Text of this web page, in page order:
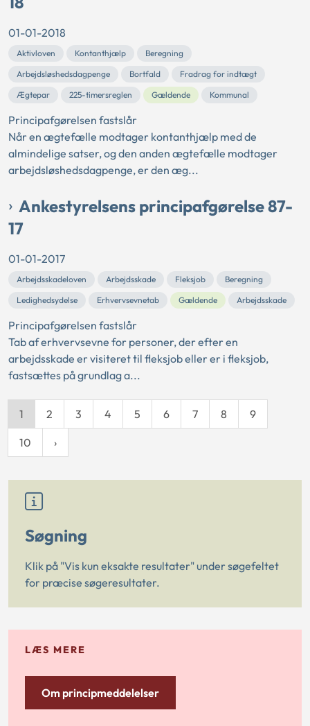
01-01-2018
Aktivloven Kontanthjælp
Beregning
Arbejdsløshedsdagpenge
Bortfald
Fradrag for indtægt
Ægtepar
225-timersreglen Gældende Kommunal
Principafgørelsen fastslår
Når en ægtefælle modtager kontanthjælp med de
almindelige satser, og den anden ægtefælle modtager
arbejdsløshedsdagpenge, er den æg...
Ankestyrelsens principafgørelse 87-
17
01-01-2017
Arbejdsskadeloven Arbejdsskade Fleksjob
Beregning
Ledighedsydelse
Erhvervsevnetab Gældende Arbejdsskade
Principafgørelsen fastslår
Tab af erhvervsevne for personer, der efter en
arbejdsskade er visiteret til fleksjob eller er i fleksjob,
fastsættes på grundlag a...
1 2 3 4 5 6 7 8 9
10
Søgning
Klik på "Vis kun eksakte resultater" under søgefeltet
for præcise søgeresultater.
LÆS MERE
Om principmeddelelser